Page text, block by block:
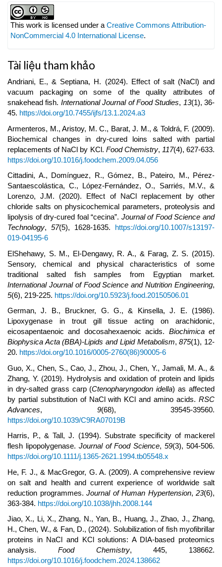
Article
Details
This work is licensed under a Creative Commons Attribution-
NonCommercial 4.0 International License.
Tài liệu tham khảo
Andriani, E., & Septiana, H. (2024). Effect of salt (NaCl) and
vacuum packaging on some of the quality attributes of
snakehead fish. International Journal of Food Studies, 13(1), 36-
45. https://doi.org/10.7455/ijfs/13.1.2024.a3
Armenteros, M., Aristoy, M. C., Barat, J. M., & Toldrá, F. (2009).
Biochemical changes in dry-cured loins salted with partial
replacements of NaCl by KCl. Food Chemistry, 117(4), 627-633.
https://doi.org/10.1016/j.foodchem.2009.04.056
Cittadini, A., Domínguez, R., Gómez, B., Pateiro, M., Pérez-
Santaescolástica, C., López-Fernández, O., Sarriés, M.V., &
Lorenzo, J.M. (2020). Effect of NaCl replacement by other
chloride salts on physicochemical parameters, proteolysis and
lipolysis of dry-cured foal “cecina”. Journal of Food Science and
Technology, 57(5), 1628-1635. https://doi.org/10.1007/s13197-
019-04195-6
ElShehawy, S. M., El-Dengawy, R. A., & Farag, Z. S. (2015).
Sensory, chemical and physical characteristics of some
traditional salted fish samples from Egyptian market.
International Journal of Food Science and Nutrition Engineering,
5(6), 219-225. https://doi.org/10.5923/j.food.20150506.01
German, J. B., Bruckner, G. G., & Kinsella, J. E. (1986).
Lipoxygenase in trout gill tissue acting on arachidonic,
eicosapentaenoic and docosahexaenoic acids. Biochimica et
Biophysica Acta (BBA)-Lipids and Lipid Metabolism,875(1), 12-
20. https://doi.org/10.1016/0005-2760(86)90005-6
Guo, X., Chen, S., Cao, J., Zhou, J., Chen, Y., Jamali, M. A., &
Zhang, Y. (2019). Hydrolysis and oxidation of protein and lipids
in dry-salted grass carp (Ctenopharyngodon idella) as affected
by partial substitution of NaCl with KCl and amino acids. RSC
Advances, 9(68), 39545-39560.
https://doi.org/10.1039/C9RA07019B
Harris, P., & Tall, J. (1994). Substrate specificity of mackerel
flesh lipopolygenase. Journal of Food Science,59(3), 504-506.
https://doi.org/10.1111/j.1365-2621.1994.tb05548.x
He, F. J., & MacGregor, G. A. (2009). A comprehensive review
on salt and health and current experience of worldwide salt
reduction programmes. Journal of Human Hypertension, 23(6),
363-384. https://doi.org/10.1038/jhh.2008.144
Jiao, X., Li, X., Zhang, N., Yan, B., Huang, J., Zhao, J., Zhang,
H., Chen, W., & Fan, D., (2024). Solubilization of fish myofibrillar
proteins in NaCl and KCl solutions: A DIA-based proteomics
analysis. Food Chemistry, 445, 138662.
https://doi.org/10.1016/j.foodchem.2024.138662